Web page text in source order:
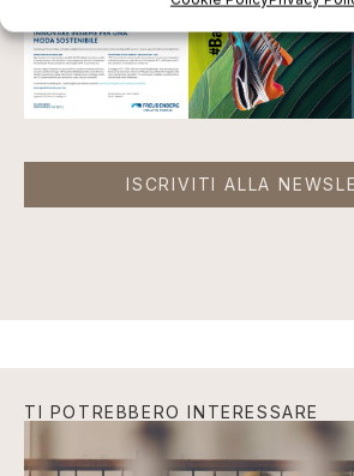
ISCRIVITI ALLA
TI POTREBBERO INTERESSARE